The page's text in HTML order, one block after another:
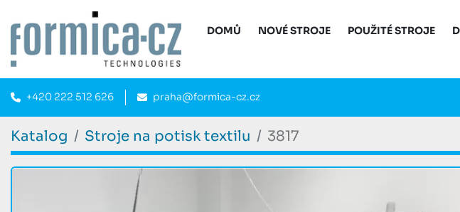
DOMŮ NOVÉ STROJE POUŽITÉ STROJE
+420 222 512 626 praha@formica-cz.cz
Katalog Stroje na potisk textilu 3817